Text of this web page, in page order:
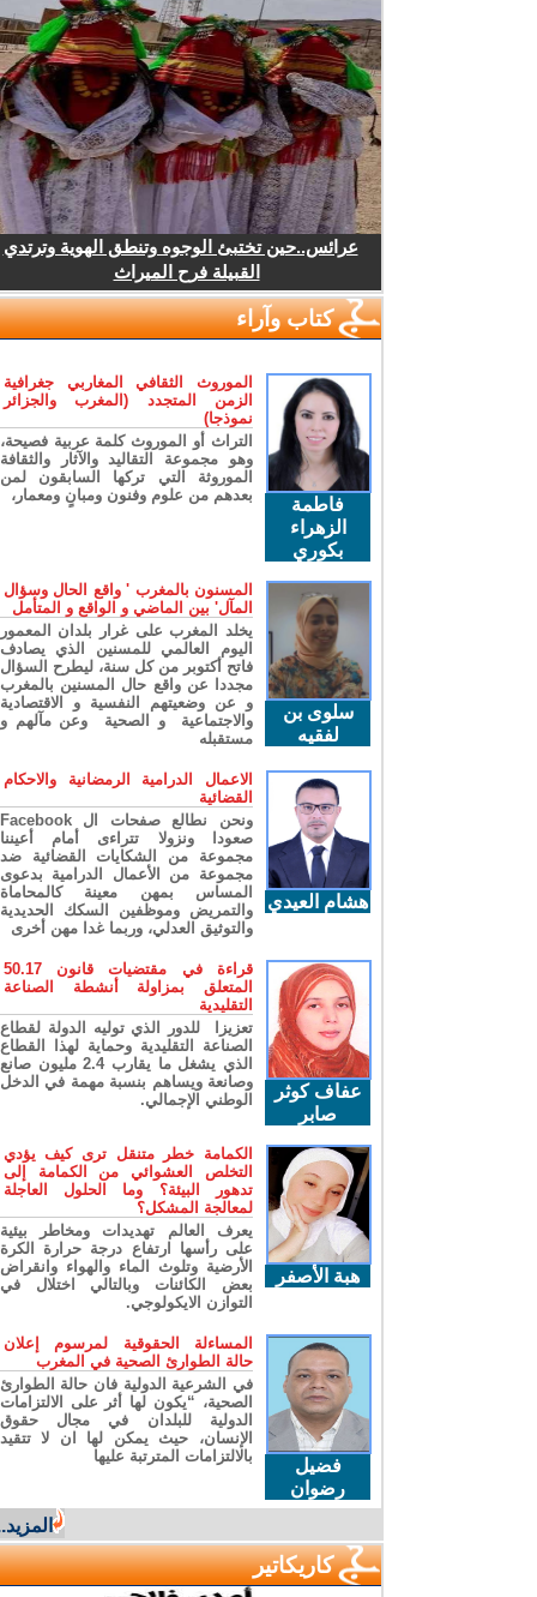
عرائس..حين تختبئ الوجوه وتنطق الهوية وترتدي
القبيلة فرح الميراث
كتاب وآراء
فاطمة
الزهراء
بكوري
الموروث الثقافي المغاربي جغرافية
الزمن المتجدد (المغرب والجزائر
نموذجا)
التراث أو الموروث كلمة عربية فصيحة،
وهو مجموعة التقاليد والآثار والثقافة
الموروثة التي تركها السابقون لمن
بعدهم من علوم وفنون ومبانٍ ومعمار،
سلوى بن
لفقيه
المسنون بالمغرب ' واقع الحال وسؤال
المآل' بين الماضي و الواقع و المتأمل
يخلد المغرب على غرار بلدان المعمور
اليوم العالمي للمسنين الذي يصادف
فاتح أكتوبر من كل سنة، ليطرح السؤال
مجددا عن واقع حال المسنين بالمغرب
و عن وضعيتهم النفسية و الاقتصادية
والاجتماعية و الصحية وعن مآلهم و
مستقبله
هشام العيدي
الاعمال الدرامية الرمضانية والاحكام
القضائية
ونحن نطالع صفحات ال Facebook
صعودا ونزولا تتراءى أمام أعيننا
مجموعة من الشكايات القضائية ضد
مجموعة من الأعمال الدرامية بدعوى
المساس بمهن معينة كالمحاماة
والتمريض وموظفين السكك الحديدية
والتوثيق العدلي، وربما غدا مهن أخرى
عفاف كوثر
صابر
قراءة في مقتضيات قانون 50.17
المتعلق بمزاولة أنشطة الصناعة
التقليدية
تعزيزا للدور الذي توليه الدولة لقطاع
الصناعة التقليدية وحماية لهذا القطاع
الذي يشغل ما يقارب 2.4 مليون صانع
وصانعة ويساهم بنسبة مهمة في الدخل
الوطني الإجمالي.
هبة الأصفر
الكمامة خطر متنقل ترى كيف يؤدي
التخلص العشوائي من الكمامة إلى
تدهور البيئة؟ وما الحلول العاجلة
لمعالجة المشكل؟
يعرف العالم تهديدات ومخاطر بيئية
على رأسها ارتفاع درجة حرارة الكرة
الأرضية وتلوث الماء والهواء وانقراض
بعض الكائنات وبالتالي اختلال في
التوازن الايكولوجي.
فضيل
رضوان
المساءلة الحقوقية لمرسوم إعلان
حالة الطوارئ الصحية في المغرب
في الشرعية الدولية فان حالة الطوارئ
الصحية، “يكون لها أثر على الالتزامات
الدولية للبلدان في مجال حقوق
الإنسان، حيث يمكن لها ان لا تتقيد
بالالتزامات المترتبة عليها
المزيد...
كاريكاتير